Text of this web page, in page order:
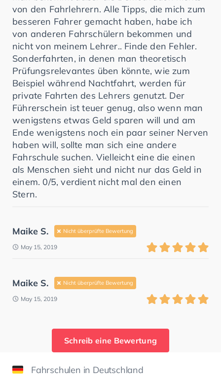
von den Fahrlehrern. Alle Tipps, die mich zum
besseren Fahrer gemacht haben, habe ich
von anderen Fahrschülern bekommen und
nicht von meinem Lehrer.. Finde den Fehler.
Sonderfahrten, in denen man theoretisch
Prüfungsrelevantes üben könnte, wie zum
Beispiel während Nachtfahrt, werden für
private Fahrten des Lehrers genutzt. Der
Führerschein ist teuer genug, also wenn man
wenigstens etwas Geld sparen will und am
Ende wenigstens noch ein paar seiner Nerven
haben will, sollte man sich eine andere
Fahrschule suchen. Vielleicht eine die einen
als Menschen sieht und nicht nur das Geld in
einem. 0/5, verdient nicht mal den einen
Stern.
Maike S. Nicht überprüfte Bewertung
May 15, 2019
Maike S. Nicht überprüfte Bewertung
May 15, 2019
Schreib eine Bewertung
Fahrschulen in Deutschland